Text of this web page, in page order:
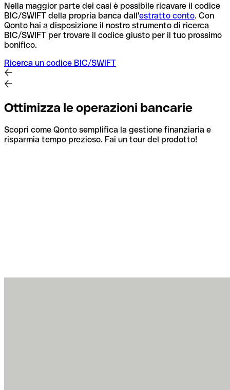
Nella maggior parte dei casi è possibile ricavare il codice
BIC/SWIFT della propria banca dall'estratto conto. Con
Qonto hai a disposizione il nostro strumento di ricerca
BIC/SWIFT per trovare il codice giusto per il tuo prossimo
bonifico.
Ricerca un codice BIC/SWIFT
Ottimizza le operazioni bancarie
Scopri come Qonto semplifica la gestione finanziaria e
risparmia tempo prezioso. Fai un tour del prodotto!